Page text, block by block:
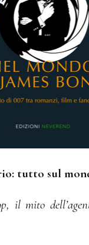
tutto sul
il mito